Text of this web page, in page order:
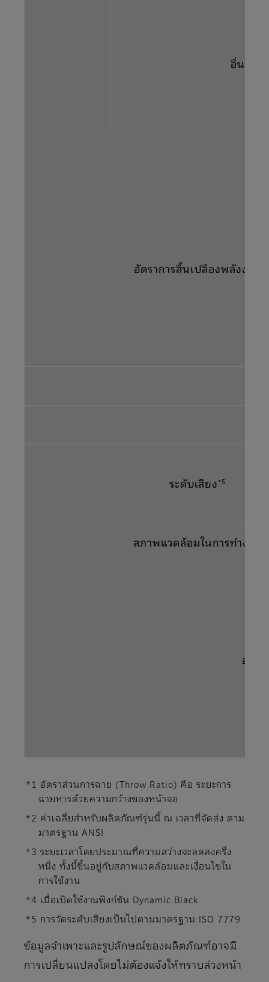
อื่นๆ
อัตราการสิ้นเปลืองพลังงาน
ระดับเสียง*5
สภาพแวดล้อมในการทำงาน
อุปก
*1 อัตราส่วนการฉาย (Throw Ratio) คือ ระยะการ
ฉายหารด้วยความกว้างของหน้าจอ
*2 ค่าเฉลี่ยสำหรับผลิตภัณฑ์รุ่นนี้ ณ เวลาที่จัดส่ง ตาม
มาตรฐาน ANSI
*3 ระยะเวลาโดยประมาณที่ความสว่างจะลดลงครึ่ง
หนึ่ง ทั้งนี้ขึ้นอยู่กับสภาพแวดล้อมและเงื่อนไขใน
การใช้งาน
*4 เมื่อเปิดใช้งานฟังก์ชัน Dynamic Black
*5 การวัดระดับเสียงเป็นไปตามมาตรฐาน ISO 7779
ข้อมูลจำเพาะและรูปลักษณ์ของผลิตภัณฑ์อาจมี
การเปลี่ยนแปลงโดยไม่ต้องแจ้งให้ทราบล่วงหน้า